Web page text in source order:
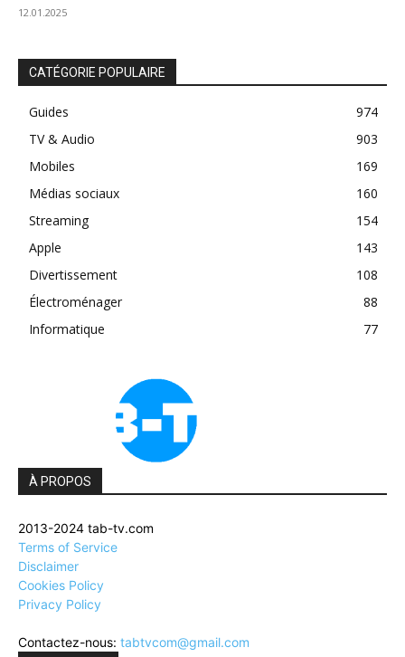
12.01.2025
CATÉGORIE POPULAIRE
Guides
974
TV & Audio
903
Mobiles
169
Médias sociaux
160
Streaming
154
Apple
143
Divertissement
108
Électroménager
88
Informatique
77
À PROPOS
2013-2024 tab-tv.com
Terms of Service
Disclaimer
Cookies Policy
Privacy Policy
Contactez-nous: tabtvcom@gmail.com